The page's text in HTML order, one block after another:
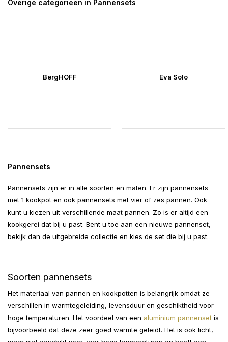
Overige categorieën in Pannensets
BergHOFF Eva Solo
Pannensets
Pannensets zijn er in alle soorten en maten. Er zijn pannensets
met 1 kookpot en ook pannensets met vier of zes pannen. Ook
kunt u kiezen uit verschillende maat pannen. Zo is er altijd een
kookgerei dat bij u past. Bent u toe aan een nieuwe pannenset,
bekijk dan de uitgebreide collectie en kies de set die bij u past.
Soorten pannensets
Het materiaal van pannen en kookpotten is belangrijk omdat ze
verschillen in warmtegeleiding, levensduur en geschiktheid voor
hoge temperaturen. Het voordeel van een aluminium pannenset is
bijvoorbeeld dat deze zeer goed warmte geleidt. Het is ook licht,